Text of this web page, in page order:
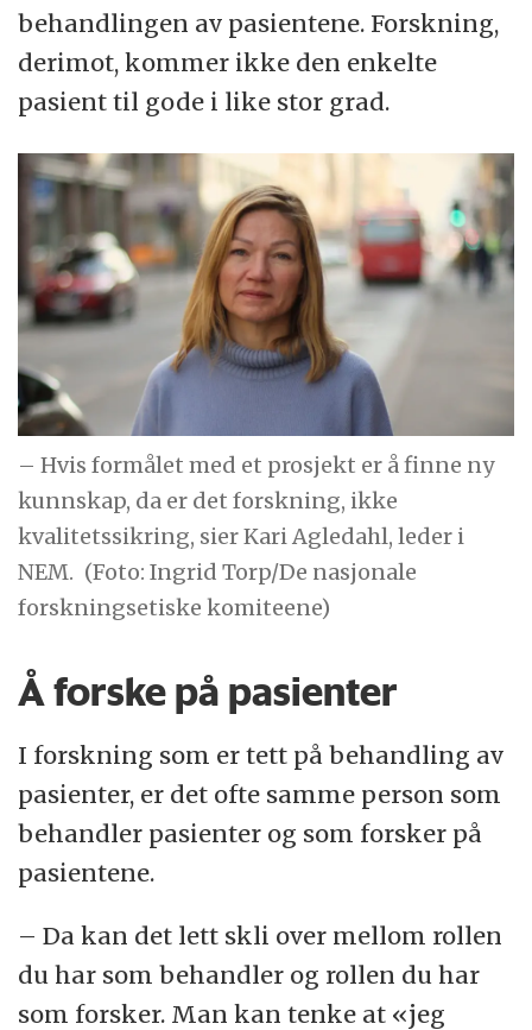
behandlingen av pasientene. Forskning,
derimot, kommer ikke den enkelte
pasient til gode i like stor grad.
– Hvis formålet med et prosjekt er å finne ny
kunnskap, da er det forskning, ikke
kvalitetssikring, sier Kari Agledahl, leder i
NEM. (Foto: Ingrid Torp/De nasjonale
forskningsetiske komiteene)
Å forske på pasienter
I forskning som er tett på behandling av
pasienter, er det ofte samme person som
behandler pasienter og som forsker på
pasientene.
– Da kan det lett skli over mellom rollen
du har som behandler og rollen du har
som forsker. Man kan tenke at «jeg